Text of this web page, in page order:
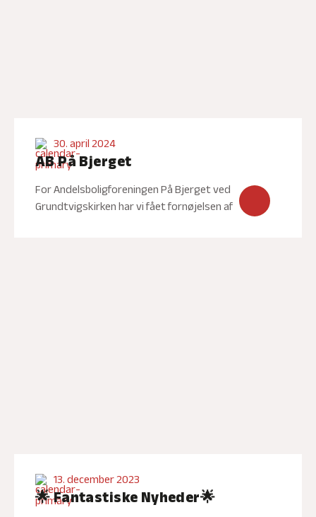
30. april 2024
AB På Bjerget
For Andelsboligforeningen På Bjerget ved
Grundtvigskirken har vi fået fornøjelsen af
13. december 2023
🌟 Fantastiske Nyheder🌟